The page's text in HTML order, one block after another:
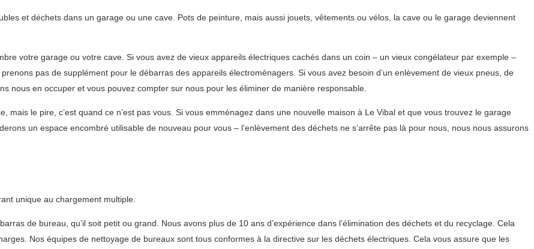
et déchets dans un garage ou une cave. Pots de peinture, mais aussi jouets, vêtements ou vélos, la cave ou le garage deviennent
votre garage ou votre cave. Si vous avez de vieux appareils électriques cachés dans un coin – un vieux congélateur par exemple –
pas de supplément pour le débarras des appareils électroménagers. Si vous avez besoin d’un enlèvement de vieux pneus, de
nous en occuper et vous pouvez compter sur nous pour les éliminer de manière responsable.
mais le pire, c’est quand ce n’est pas vous. Si vous emménagez dans une nouvelle maison à Le Vibal et que vous trouvez le garage
un espace encombré utilisable de nouveau pour vous – l’enlèvement des déchets ne s’arrête pas là pour nous, nous nous assurons
unique au chargement multiple.
de bureau, qu’il soit petit ou grand. Nous avons plus de 10 ans d’expérience dans l’élimination des déchets et du recyclage. Cela
Nos équipes de nettoyage de bureaux sont tous conformes à la directive sur les déchets électriques. Cela vous assure que les